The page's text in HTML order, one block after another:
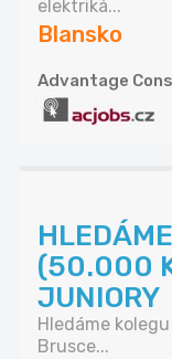
elektriká...
Blansko
Advantage
(50.000
JUNIORY
Hledáme
Brusce...